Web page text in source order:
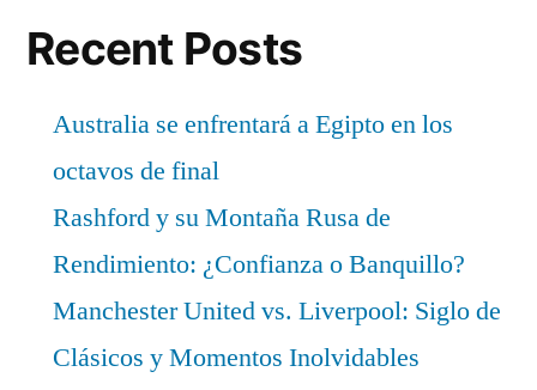
Recent Posts
Australia se enfrentará a Egipto en los
octavos de final
Rashford y su Montaña Rusa de
Rendimiento: ¿Confianza o Banquillo?
Manchester United vs. Liverpool: Siglo de
Clásicos y Momentos Inolvidables